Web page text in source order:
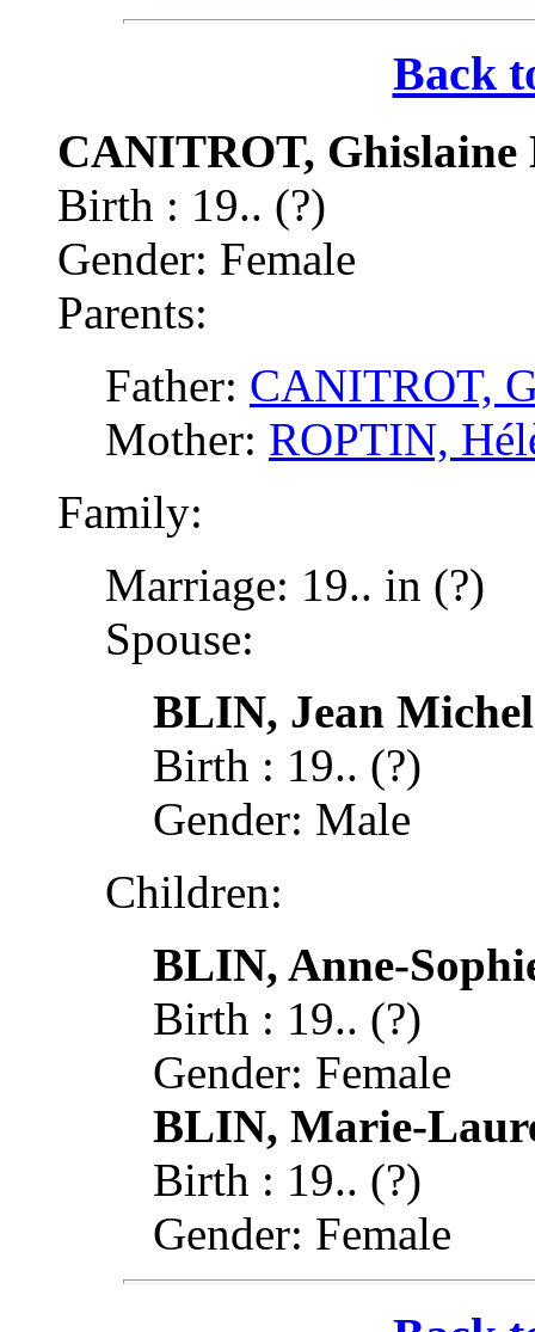
Back
CANITROT, Ghislaine
Birth : 19.. (?)
Gender: Female
Parents:
Father: CANITROT,
Mother: ROPTIN,
Family:
Marriage: 19.. in (?)
Spouse:
BLIN, Jean Michel
Birth : 19.. (?)
Gender: Male
Children:
BLIN, Anne-
Birth : 19.. (?)
Gender: Female
BLIN, Marie-
Birth : 19.. (?)
Gender: Female